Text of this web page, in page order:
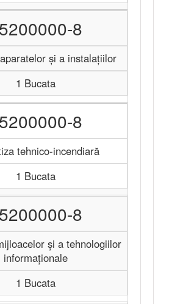
8
şi a instalațiilor
1 Bucata
8
tehnico-incendiară
1 Bucata
8
şi a tehnologiilor
informaționale
1 Bucata